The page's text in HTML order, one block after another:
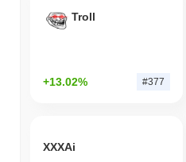
Troll
+13.02% #377
XXXAi